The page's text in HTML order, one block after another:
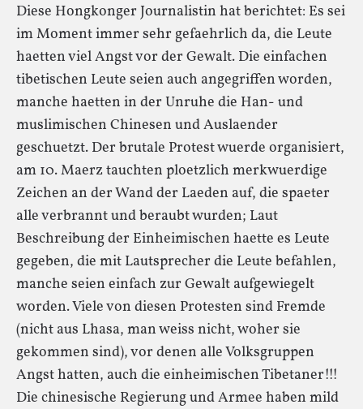
Diese Hongkonger Journalistin hat berichtet: Es sei
im Moment immer sehr gefaehrlich da, die Leute
haetten viel Angst vor der Gewalt. Die einfachen
tibetischen Leute seien auch angegriffen worden,
manche haetten in der Unruhe die Han- und
muslimischen Chinesen und Auslaender
geschuetzt. Der brutale Protest wuerde organisiert,
am 10. Maerz tauchten ploetzlich merkwuerdige
Zeichen an der Wand der Laeden auf, die spaeter
alle verbrannt und beraubt wurden; Laut
Beschreibung der Einheimischen haette es Leute
gegeben, die mit Lautsprecher die Leute befahlen,
manche seien einfach zur Gewalt aufgewiegelt
worden. Viele von diesen Protesten sind Fremde
(nicht aus Lhasa, man weiss nicht, woher sie
gekommen sind), vor denen alle Volksgruppen
Angst hatten, auch die einheimischen Tibetaner!!!
Die chinesische Regierung und Armee haben mild